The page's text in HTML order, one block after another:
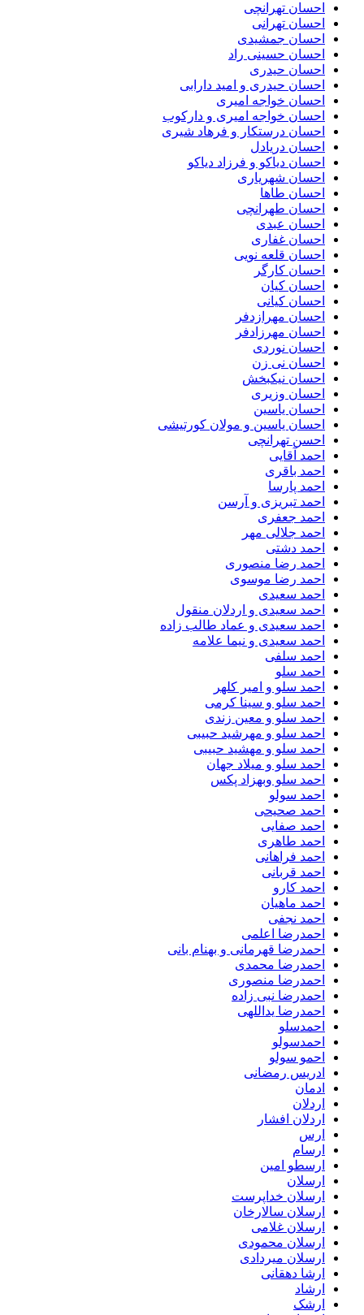
احسان تهرانچی
احسان تهرانی
احسان جمشیدی
احسان حسینی راد
احسان حیدری
احسان حیدری و امید دارابی
احسان خواجه امیری
احسان خواجه امیری و دارکوب
احسان درستكار و فرهاد شيرى
احسان دریادل
احسان دیاکو و فرزاد دیاکو
احسان شهریاری
احسان طاها
احسان طهرانچی
احسان عبدی
احسان غفاری
احسان قلعه نویی
احسان کارگر
احسان کیان
احسان کیانی
احسان مهرازدفر
احسان مهرزادفر
احسان نوردی
احسان نی زن
احسان نیکبخش
احسان وزیری
احسان یاسین
احسان یاسین و مولان کورتیشی
احسن تهرانچی
احمد آقایی
احمد باقری
احمد پارسا
احمد تبریزی و آرسن
احمد جعفری
احمد جلالی مهر
احمد دشتی
احمد رضا منصوری
احمد رضا موسوی
احمد سعیدی
احمد سعیدی و اردلان منقول
احمد سعیدی و عماد طالب زاده
احمد سعیدی و نیما علامه
احمد سلفی
احمد سلو
احمد سلو و امیر کلهر
احمد سلو و سینا کرمی
احمد سلو و معین زندی
احمد سلو و مهرشید حبیبی
احمد سلو و مهشید حبیبی
احمد سلو و میلاد جهان
احمد سلو وبهزاد پکس
احمد سولو
احمد صحیحی
احمد صفایی
احمد طاهری
احمد فراهانی
احمد قربانی
احمد کارو
احمد ماهیان
احمد نجفی
احمدرضا اعلمی
احمدرضا قهرمانی و بهنام بانی
احمدرضا محمدی
احمدرضا منصوری
احمدرضا نبی زاده
احمدرضا یداللهی
احمدسلو
احمدسولو
احمو سولو
ادریس رمضانی
ادمان
اردلان
اردلان افشار
ارس
ارسام
ارسطو امین
ارسلان
ارسلان خداپرست
ارسلان سالارخان
ارسلان غلامی
ارسلان محمودی
ارسلان میردادی
ارشا دهقانی
ارشاد
ارشک